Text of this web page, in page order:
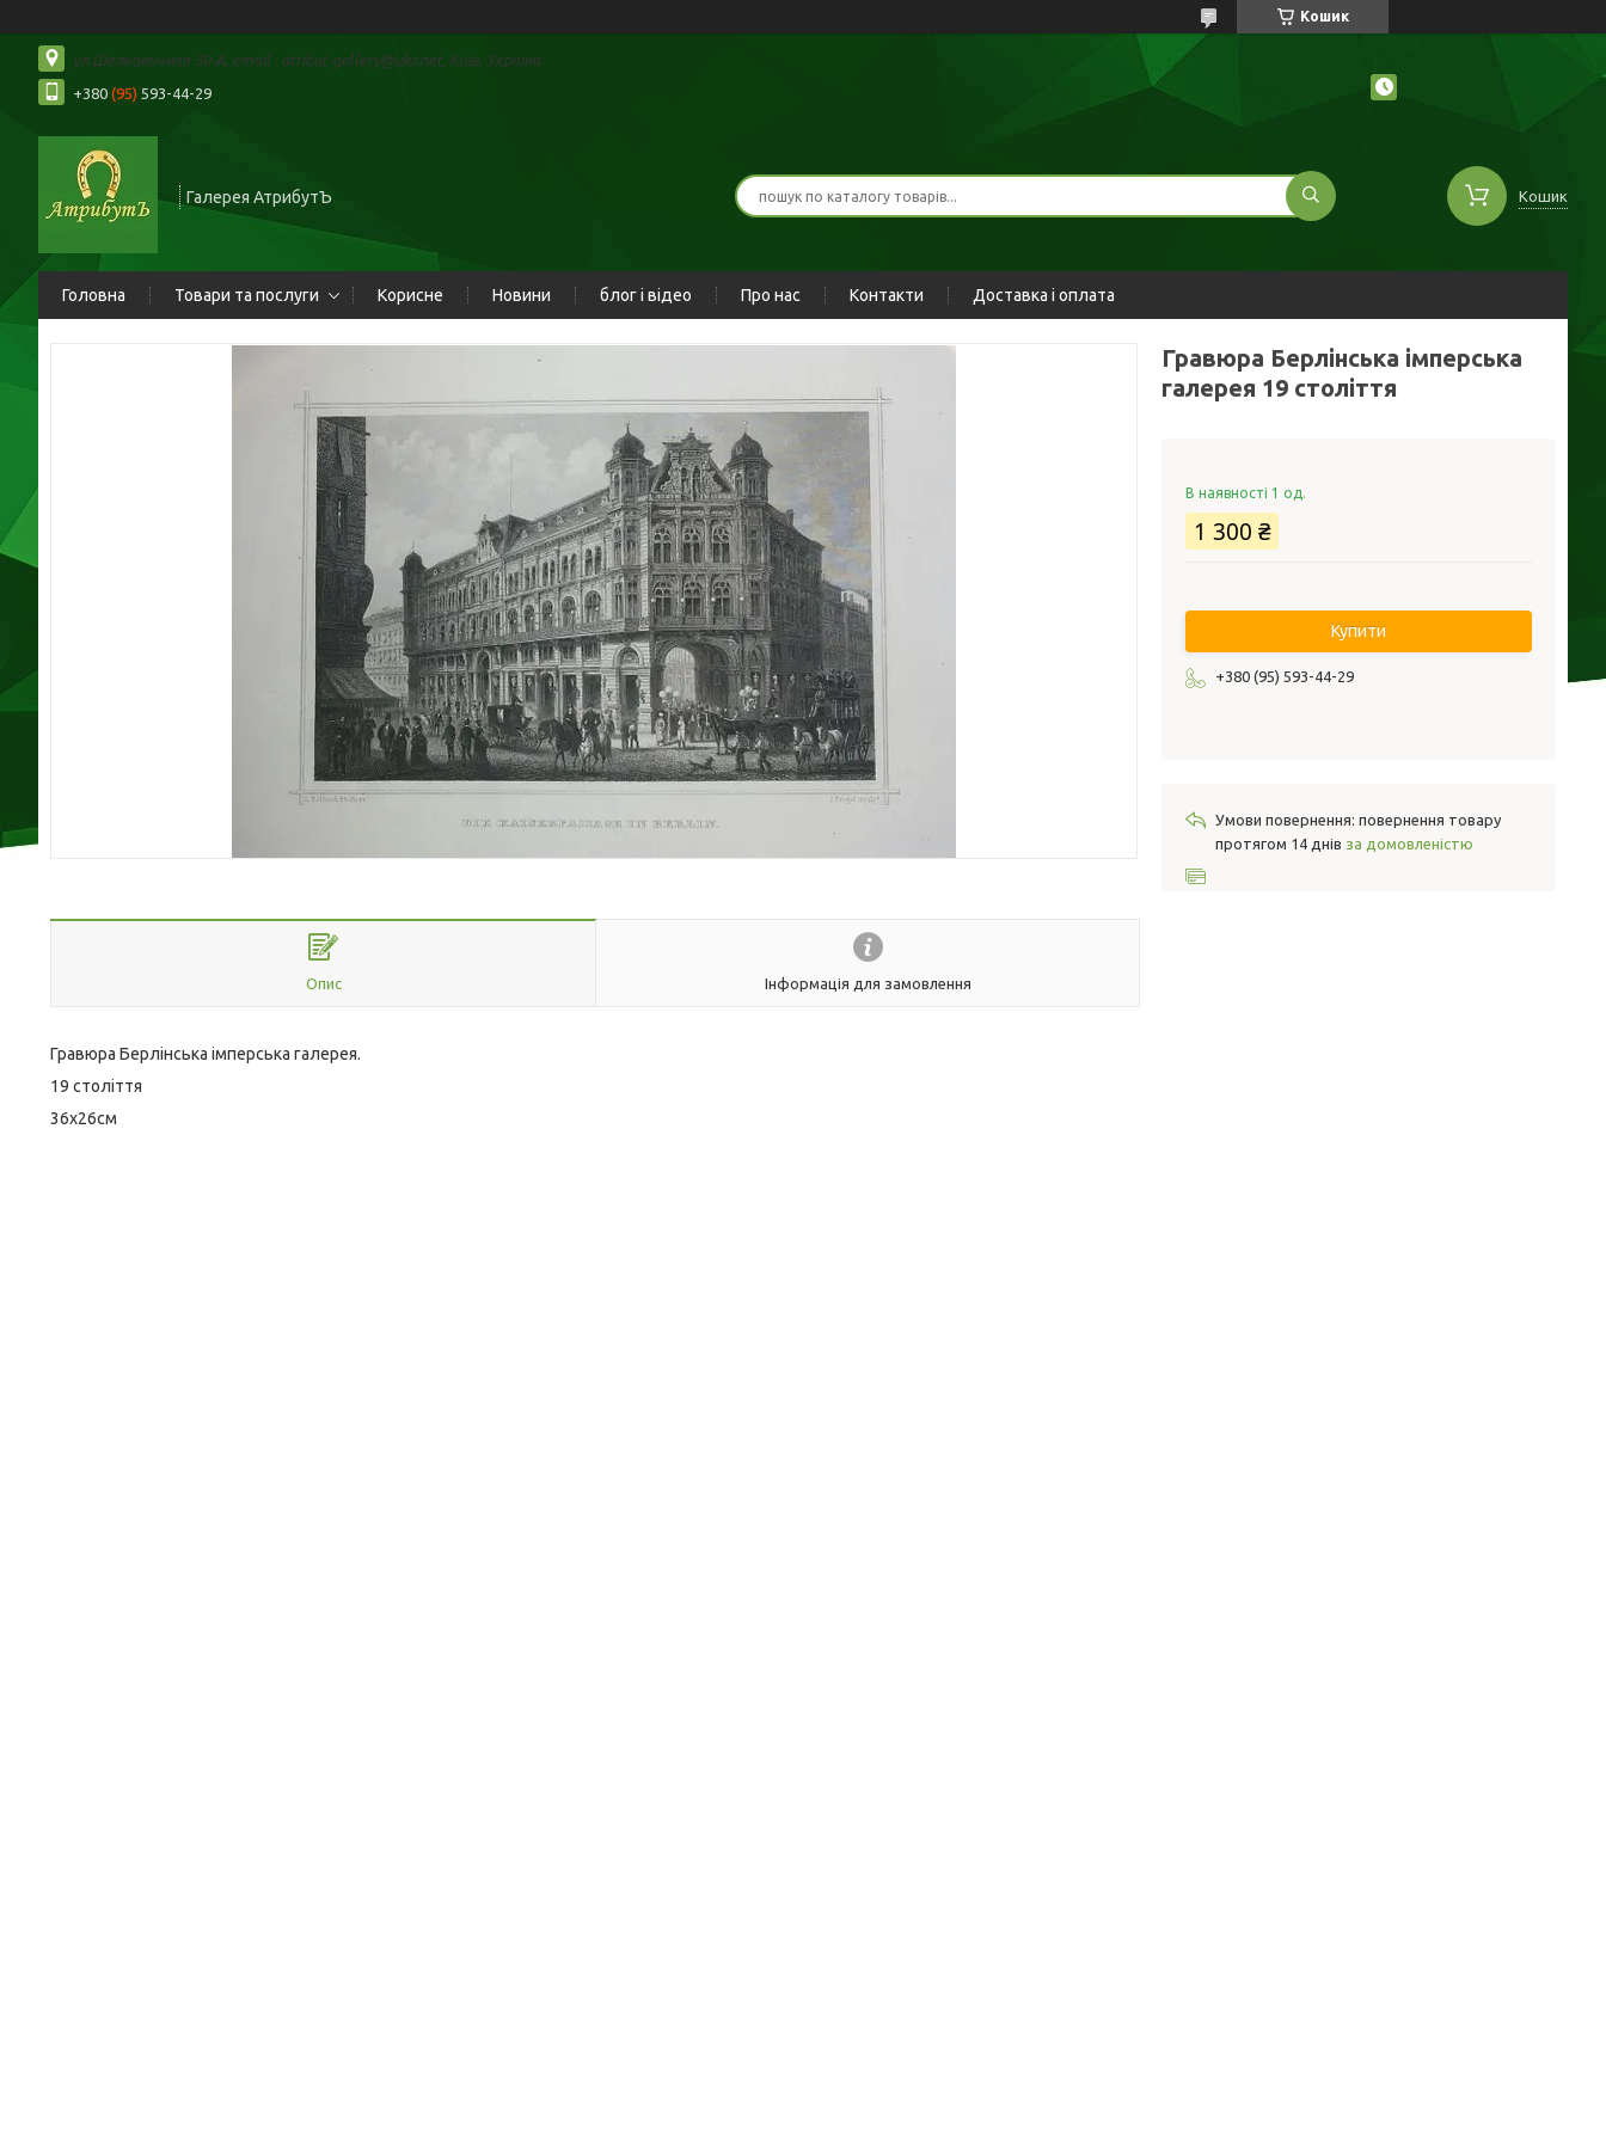
Кошик
ул.Шелковичная 30-А, email : atribut-gallery@ukr.net, Київ, Україна
+380 (95) 593-44-29
Галерея АтрибутЪ Кошик
Головна Товари та послуги Корисне Новини блог і відео Про нас Контакти Доставка і оплата
Опис Інформація для замовлення
Гравюра Берлінська імперська галерея.
19 століття
36х26см
Гравюра Берлінська імперська
галерея 19 століття
В наявності 1 од.
1 300 ₴
Купити
+380 (95) 593-44-29
повернення товару
протягом 14 днів за домовленістю